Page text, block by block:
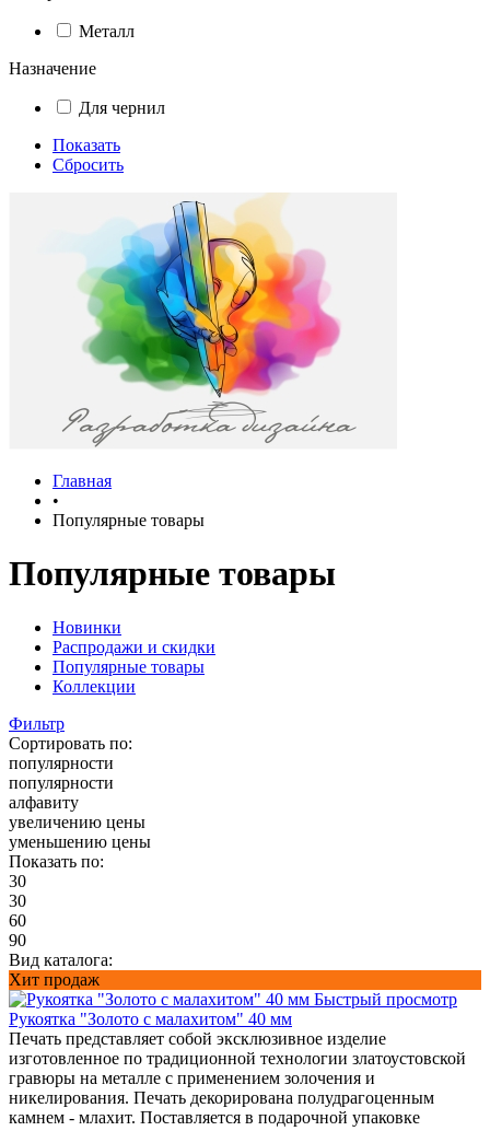
Металл
Назначение
Для чернил
Показать
Сбросить
Главная
•
Популярные товары
Популярные товары
Новинки
Распродажи и скидки
Популярные товары
Коллекции
Фильтр
Сортировать по:
популярности
популярности
алфавиту
увеличению цены
уменьшению цены
Показать по:
30
30
60
90
Вид каталога:
Хит продаж
Быстрый просмотр
Рукоятка "Золото с малахитом" 40 мм
Печать представляет собой эксклюзивное изделие
изготовленное по традиционной технологии златоустовской
гравюры на металле с применением золочения и
никелирования. Печать декорирована полудрагоценным
камнем - млахит. Поставляется в подарочной упаковке